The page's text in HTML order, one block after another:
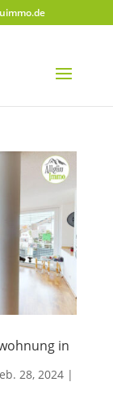
in
28, 2024|